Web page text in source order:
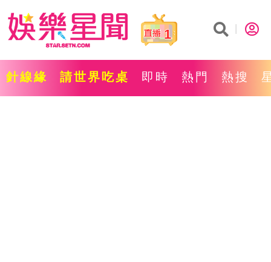
1
針線緣 請世界吃桌 即時 熱門 熱搜